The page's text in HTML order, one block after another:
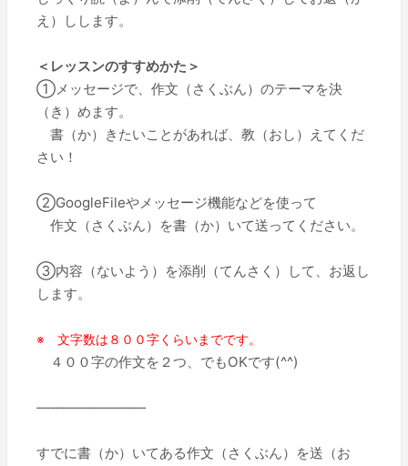
え）しします。
＜レッスンのすすめかた＞
①メッセージで、作文（さくぶん）のテーマを決
（き）めます。
書（か）きたいことがあれば、教（おし）えてくだ
さい！
②GoogleFileやメッセージ機能などを使って
作文（さくぶん）を書（か）いて送ってください。
③内容（ないよう）を添削（てんさく）して、お返し
します。
※ 文字数は８００字くらいまでです。
４００字の作文を２つ、でもOKです(^^)
‐‐‐‐‐‐‐‐‐‐‐‐‐‐‐‐‐‐‐‐‐‐‐‐
すでに書（か）いてある作文（さくぶん）を送（お